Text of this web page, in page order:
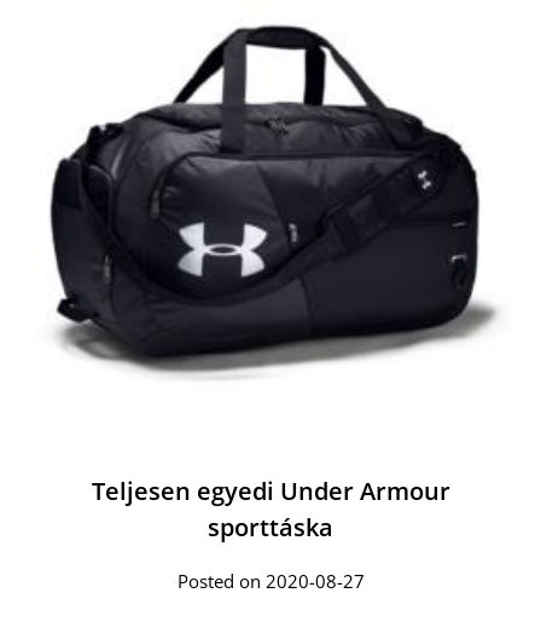
Teljesen egyedi Under Armour
sporttáska
Posted on 2020-08-27